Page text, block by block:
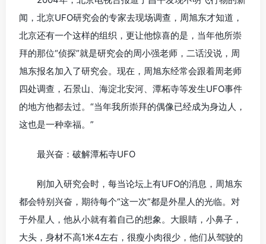
闻，北京UFO研究会的专家去现场调查，周旭东才知道，
北京还有一个这样的组织，更让他惊喜的是，当年他所崇
拜的那位“侦探”就是研究会的周小强老师，二话没说，周
旭东报名加入了研究会。现在，周旭东经常会跟着周老师
四处调查，石景山、海淀北安河、潭柘寺等发生UFO事件
的地方他都去过。“当年我所崇拜的偶像已经成为身边人，
这也是一种幸福。”
最兴奋：破解潭柘寺UFO
刚加入研究会时，每当论坛上有UFO的消息，周旭东
都会特别兴奋，期待每个“这一次”都是外星人的光临。对
于外星人，他从小就有着自己的想象。大眼睛，小鼻子，
大头，身材不高1米4左右，很瘦小肉很少，他们从驾驶的